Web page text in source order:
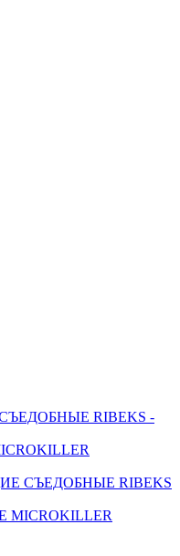
RIBEKS -
СЪЕДОБНЫЕ RIBEKS